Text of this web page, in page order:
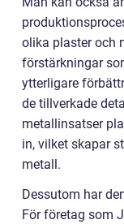
olika plaster och
förstärkningar
ytterligare
de tillverkade
metallinsatser
in, vilket skapar
metall.
Dessutom har
För företag som